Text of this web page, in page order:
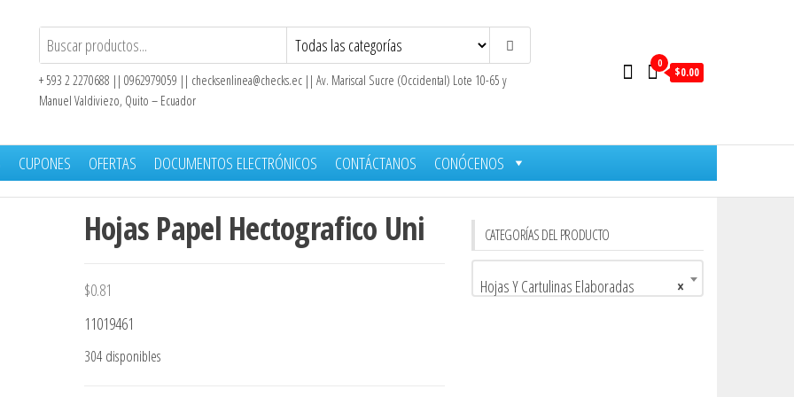
+ 593 2 2270688 || 0962979059 || checksenlinea@checks.ec || Av. Mariscal Sucre (Occidental) Lote 10-65 y
Manuel Valdiviezo, Quito – Ecuador
0
$0.00
CUPONES OFERTAS DOCUMENTOS ELECTRÓNICOS CONTÁCTANOS CONÓCENOS
Hojas Papel Hectografico Uni
$0.81
11019461
304 disponibles
CATEGORÍAS DEL PRODUCTO
×
Hojas Y Cartulinas Elaboradas